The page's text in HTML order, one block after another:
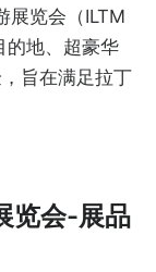
展览会（ILTM
的地、超豪华
旨在满足拉丁
览会-展品